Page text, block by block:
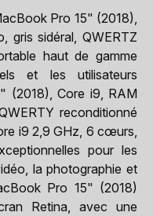
Pro 15" (2018),
gris sidéral, QWERTZ
haut de gamme
et les utilisateurs
(2018), Core i9, RAM
reconditionné
i9 2,9 GHz, 6 cœurs,
pour les
la photographie et
Pro 15" (2018)
Retina, avec une